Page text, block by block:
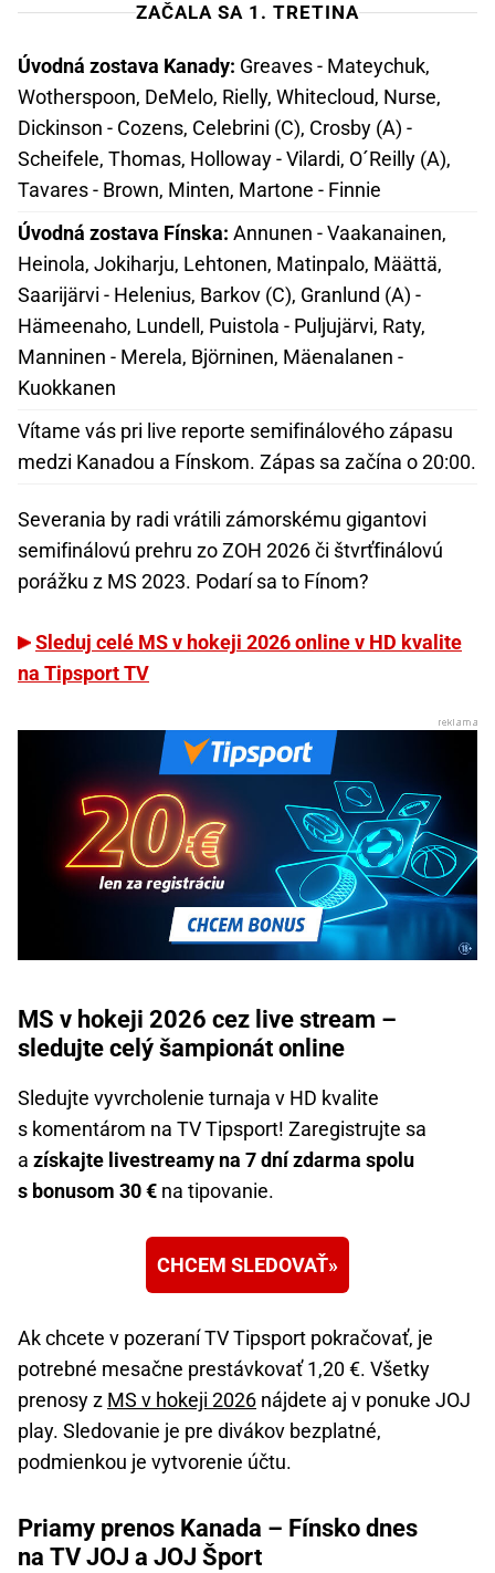
ZAČALA SA 1. TRETINA
Úvodná zostava Kanady: Greaves - Mateychuk,
Wotherspoon, DeMelo, Rielly, Whitecloud, Nurse,
Dickinson - Cozens, Celebrini (C), Crosby (A) -
Scheifele, Thomas, Holloway - Vilardi, O´Reilly (A),
Tavares - Brown, Minten, Martone - Finnie
Úvodná zostava Fínska: Annunen - Vaakanainen,
Heinola, Jokiharju, Lehtonen, Matinpalo, Määttä,
Saarijärvi - Helenius, Barkov (C), Granlund (A) -
Hämeenaho, Lundell, Puistola - Puljujärvi, Raty,
Manninen - Merela, Björninen, Mäenalanen -
Kuokkanen
Vítame vás pri live reporte semifinálového zápasu
medzi Kanadou a Fínskom. Zápas sa začína o 20:00.
Severania by radi vrátili zámorskému gigantovi
semifinálovú prehru zo ZOH 2026 či štvrťfinálovú
porážku z MS 2023. Podarí sa to Fínom?
Sleduj celé MS v hokeji 2026 online v HD kvalite
na Tipsport TV
MS v hokeji 2026 cez live stream –
sledujte celý šampionát online
Sledujte vyvrcholenie turnaja v HD kvalite
s komentárom na TV Tipsport! Zaregistrujte sa
a získajte livestreamy na 7 dní zdarma spolu
s bonusom 30 € na tipovanie.
CHCEM SLEDOVAŤ
Ak chcete v pozeraní TV Tipsport pokračovať, je
potrebné mesačne prestávkovať 1,20 €. Všetky
prenosy z MS v hokeji 2026 nájdete aj v ponuke JOJ
play. Sledovanie je pre divákov bezplatné,
podmienkou je vytvorenie účtu.
Priamy prenos Kanada – Fínsko dnes
na TV JOJ a JOJ Šport